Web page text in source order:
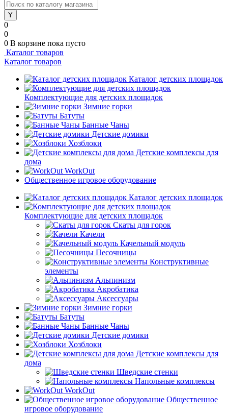
0
0
0 В корзине пока пусто
Каталог товаров
Каталог товаров
Каталог детских площадок
Комплектующие для детских площадок
Зимние горки
Батуты
Банные Чаны
Детские домики
Хозблоки
Детские комплексы для
дома
WorkOut
Общественное игровое оборудование
Каталог детских площадок
Комплектующие для детских площадок
Скаты для горок
Качели
Качельный модуль
Песочницы
Конструктивные
элементы
Альпинизм
Акробатика
Аксессуары
Зимние горки
Батуты
Банные Чаны
Детские домики
Хозблоки
Детские комплексы для
дома
Шведские стенки
Напольные комплексы
WorkOut
Общественное
игровое оборудование